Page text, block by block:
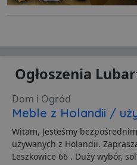
Ogłoszenia
Dom i Ogród
Meble z Holandii /
Witam, Jesteśmy
używanych z Holandii.
Leszkowice 66 . Duży wybór,